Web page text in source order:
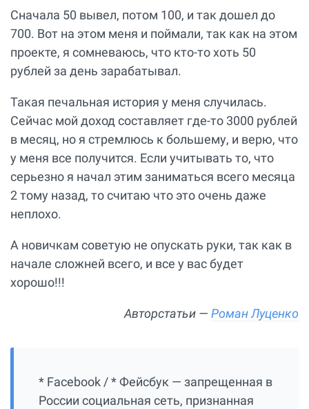
Сначала 50 вывел, потом 100, и так дошел до
700. Вот на этом меня и поймали, так как на этом
проекте, я сомневаюсь, что кто-то хоть 50
рублей за день зарабатывал.
Такая печальная история у меня случилась.
Сейчас мой доход составляет где-то 3000 рублей
в месяц, но я стремлюсь к большему, и верю, что
у меня все получится. Если учитывать то, что
серьезно я начал этим заниматься всего месяца
2 тому назад, то считаю что это очень даже
неплохо.
А новичкам советую не опускать руки, так как в
начале сложней всего, и все у вас будет
хорошо!!!
Авторстатьи — Роман Луценко
* Facebook / * Фейсбук — запрещенная в
России социальная сеть, признанная